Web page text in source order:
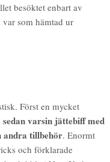
besöktet enbart av
som hämtad ur
Först en mycket
sedan varsin jättebiff med
andra tillbehör. Enormt
och förklarade